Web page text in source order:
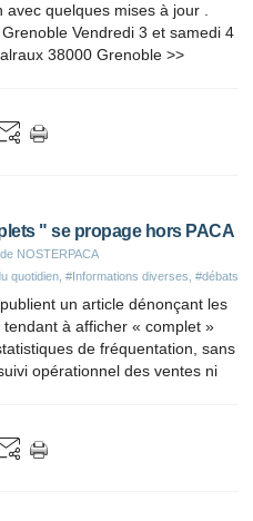
quelques mises à jour .
Vendredi 3 et samedi 4
38000 Grenoble >>
" se propage hors PACA
NOSTERPACA
quotidien #Informations diverses #débats
un article dénonçant les
à afficher « complet »
de fréquentation, sans
opérationnel des ventes ni